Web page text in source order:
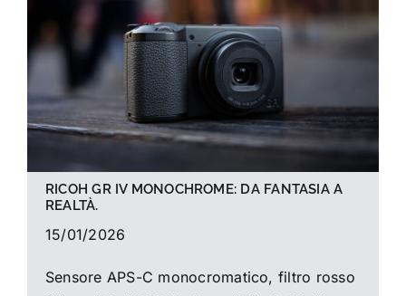
La foto del mese
Guide
Cerca
RICOH GR IV MONOCHROME: DA FANTASIA A
REALTÀ.
15/01/2026
Sensore APS-C monocromatico, filtro rosso